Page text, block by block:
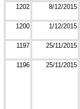
1202 8/12/2015
1200 1/12/2015
1197 25/11/2015
1196 25/11/2015